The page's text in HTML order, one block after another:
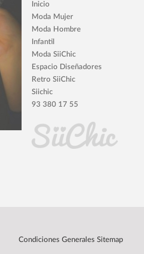
Inicio
Moda Mujer
Moda Hombre
Infantil
Moda SiiChic
Espacio Diseñadores
Retro SiiChic
Siichic
93 380 17 55
Condiciones Generales Sitemap